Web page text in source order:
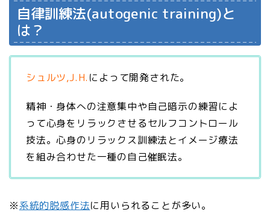
自律訓練法(autogenic training)と
は？
シュルツ,J.H. によって開発された。
精神・身体への注意集中や自己暗示の練習によ
って心身をリラックさせるセルフコントロール
技法。心身のリラックス訓練法とイメージ療法
を組み合わせた一種の自己催眠法。
※系統的脱感作法に用いられることが多い。